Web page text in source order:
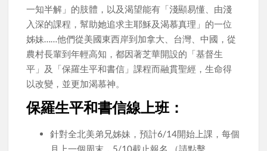
一知半解」的肢體，以及渴望能有「淺顯易懂、由淺
入深的課程，幫助她追求主耶穌及渴慕真理」的一位
姊妹……他們從美國東西岸到加拿大、台灣、中國，從
農村長輩到年輕高知，都因著芝華開設的「基督生
平」及「保羅生平和書信」課程而融貫聖經，生命得
以改變，並更加渴慕神。
保羅生平和書信線上班：
針對全北美弟兄姊妹，預計6/14開始上課，每個
月上一個周末，5/10截止報名 （請點擊